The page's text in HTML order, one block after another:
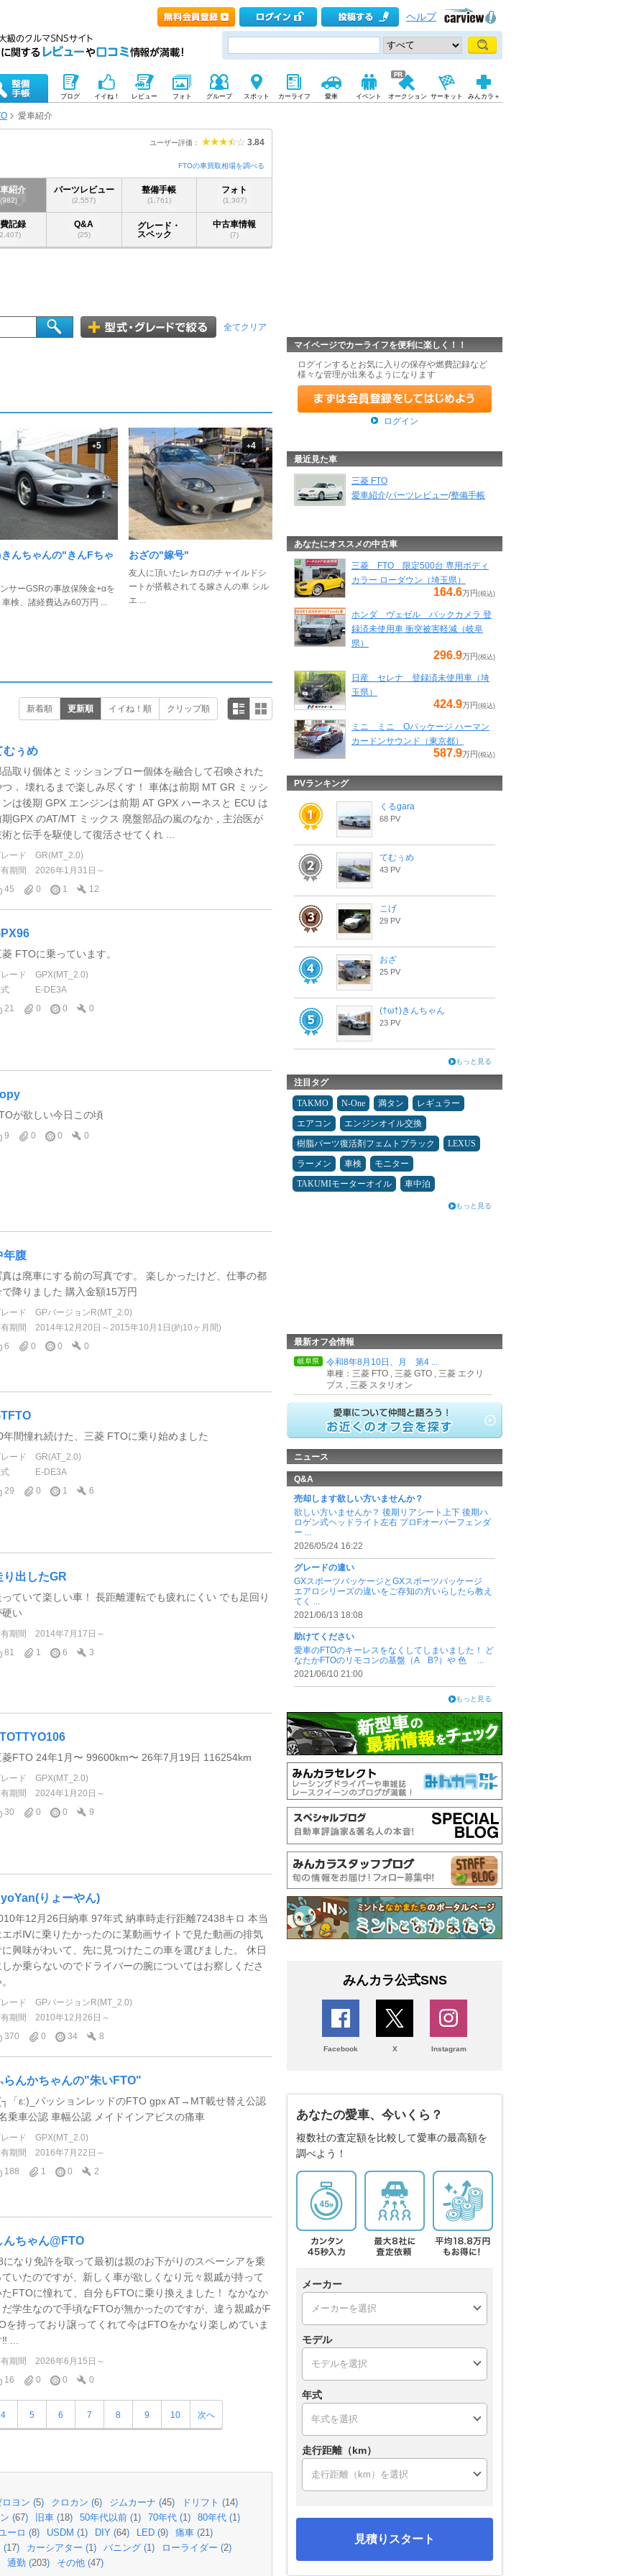
ヘルプ
ブログ イイね！ レビュー フォト グループ スポット カーライフ 愛車 イベント オークション サーキット みんカラ＋
愛車紹介
ユーザー評価： 3.84
FTOの車買取相場を調べる
紹介
(982)
パーツレビュー
(2,557)
整備手帳
(1,761)
フォト
(1,307)
記録 Q&A
(25)
グレード・
スペック
中古車情報
(7)
全てクリア
+5
んちゃんの"きんFちゃ
サーGSRの事故保険金+αを
車検、諸経費込み60万円 ...
+4
おざの"嫁号"
友人に頂いたレカロのチャイルドシ
ートが搭載されてる嫁さんの車 シル
エ ...
新着順 更新順 イイね！順 クリップ順
むぅめ
品取り個体とミッションブロー個体を融合して召喚された
つ． 壊れるまで楽しみ尽くす！ 車体は前期 MT GR ミッシ
ンは後期 GPX エンジンは前期 AT GPX ハーネスと ECU は
期GPX のAT/MT ミックス 廃盤部品の嵐のなか，主治医が
術と伝手を駆使して復活させてくれ ...
ード
GR(MT_2.0)
期間
2026年1月31日～
45
0 1 12
FTOに乗っています。
ード
GPX(MT_2.0)
E-DE3A
21
0 0 0
が欲しい今日この頃
9 0 0 0
年腹
真は廃車にする前の写真です。 楽しかったけど、仕事の都
で降りました 購入金額15万円
ード
GPバージョンR(MT_2.0)
期間
2014年12月20日～2015年10月1日(約10ヶ月間)
6
0 0 0
年間憧れ続けた、三菱 FTOに乗り始めました
ード
GR(AT_2.0)
E-DE3A
29
0 1 6
り出したGR
っていて楽しい車！ 長距離運転でも疲れにくい でも足回り
硬い
期間
2014年7月17日～
81
1 6 3
菱FTO 24年1月〜 99600km〜 26年7月19日 116254km
ード
GPX(MT_2.0)
期間
2024年1月20日～
30
0 0 9
りょーやん)
年12月26日納車 97年式 納車時走行距離72438キロ 本当
エボⅣに乗りたかったのに某動画サイトで見た動画の排気
に興味がわいて、先に見つけたこの車を選びました。 休日
しか乗らないのでドライバーの腕についてはお察しくださ
ード
GPバージョンR(MT_2.0)
期間
2010年12月26日～
370
0 34 8
らんかちゃんの"朱いFTO"
「ε:)_パッションレッドのFTO gpx AT→MT載せ替え公認
乗車公認 車幅公認 メイドインアビスの痛車
ード
GPX(MT_2.0)
期間
2016年7月22日～
188
1 0 2
んちゃん@FTO
になり免許を取って最初は親のお下がりのスペーシアを乗
ていたのですが、新しく車が欲しくなり元々親戚が持って
たFTOに憧れて、自分もFTOに乗り換えました！ なかなか
だ学生なので手頃なFTOが無かったのですが、違う親戚がF
を持っており譲ってくれて今はFTOをかなり楽しめていま
...
期間
2026年6月15日～
16
0 0 0
4 5 6 7 8 9 10 次へ
ロヨン (5) クロカン (6) ジムカーナ (45) ドリフト (14)
(67) 旧車 (18) 50年代以前 (1) 70年代 (1) 80年代 (1)
ーロ (8) USDM (1) DIY (64) LED (9) 痛車 (21)
(17) カーシアター (1) バニング (1) ローライダー (2)
通勤 (203) その他 (47)
マイページでカーライフを便利に楽しく！！
ログインするとお気に入りの保存や燃費記録など
様々な管理が出来るようになります
ログイン
最近見た車
三菱 FTO
愛車紹介/パーツレビュー/整備手帳
あなたにオススメの中古車
三菱 FTO 限定500台 専用ボディ
カラー ローダウン（埼玉県）
164.6万円 (税込)
ホンダ ヴェゼル バックカメラ 登
録済未使用車 衝突被害軽減（岐阜
県）
296.9万円 (税込)
日産 セレナ 登録済未使用車（埼
玉県）
424.9万円 (税込)
ミニ ミニ Oパッケージ ハーマン
カードンサウンド（東京都）
587.9万円 (税込)
PVランキング
くるgara
68 PV
てむぅめ
43 PV
こげ
29 PV
おざ
25 PV
(†ω†)きんちゃん
23 PV
もっと見る
注目タグ
TAKMO N-One 満タン
レギュラー
エアコン
エンジンオイル交換
樹脂パーツ復活剤フェムトブラック
LEXUS
ラーメン
車検
モニター
TAKUMIモーターオイル
車中泊
もっと見る
最新オフ会情報
岐阜県
令和8年8月10日、月 第4 ...
車種：三菱 FTO , 三菱 GTO , 三菱 エクリ
プス , 三菱 スタリオン
ニュース
Q&A
売却します欲しい方いませんか？
欲しい方いませんか？ 後期リアシート上下 後期ハ
ロゲン式ヘッドライト左右 プロFオーバーフェンダ
ー ...
2026/05/24 16:22
グレードの違い
GXスポーツパッケージとGXスポーツパッケージ
エアロシリーズの違いをご存知の方いらしたら教え
てく ...
2021/06/13 18:08
助けてください
愛車のFTOのキーレスをなくしてしまいました！ ど
なたかFTOのリモコンの基盤（A B?）や 色 ...
2021/06/10 21:00
もっと見る
みんカラ公式SNS
Facebook X Instagram
あなたの愛車、今いくら？
複数社の査定額を比較して愛車の最高額を
調べよう！
メーカー
モデル
年式
走行距離（km）
見積りスタート